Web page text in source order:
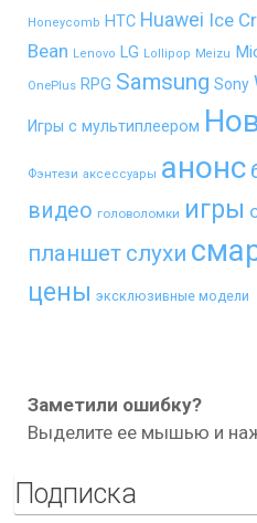
Honeycomb HTC Huawei Ice
Bean Lenovo LG Lollipop Meizu
OnePlus RPG Samsung Sony
Игры с мультиплеером
Фэнтези аксессуары анонс
видео головоломки игры
планшет слухи
цены эксклюзивные модели
Заметили ошибку?
Выделите ее мышью и
Подписка